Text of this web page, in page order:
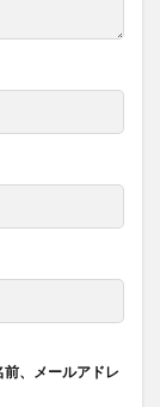
、メールアドレ